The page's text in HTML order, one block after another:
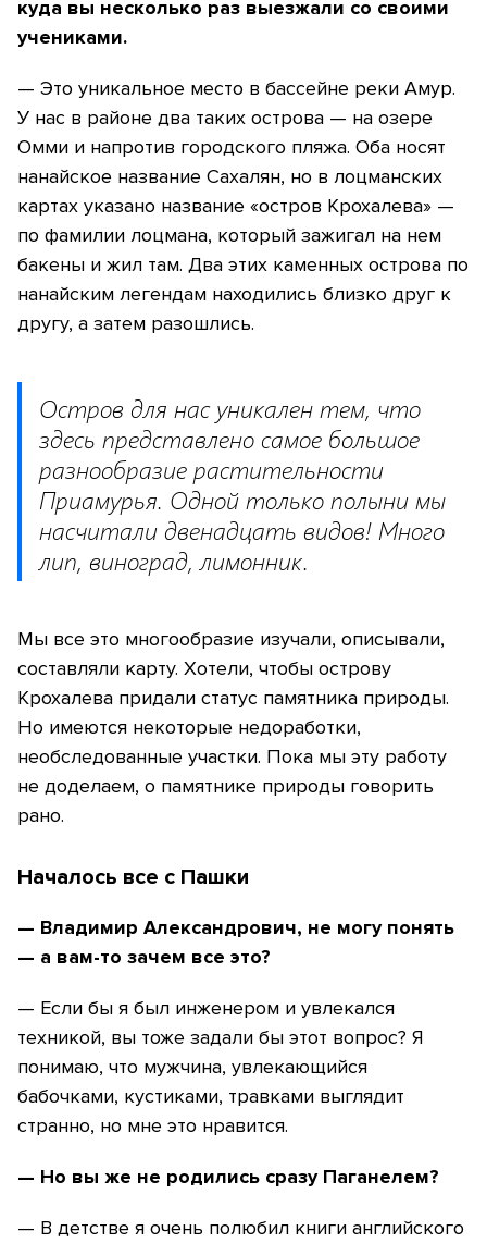
куда вы несколько раз выезжали со своими
учениками.
— Это уникальное место в бассейне реки Амур.
У нас в районе два таких острова — на озере
Омми и напротив городского пляжа. Оба носят
нанайское название Сахалян, но в лоцманских
картах указано название «остров Крохалева» —
по фамилии лоцмана, который зажигал на нем
бакены и жил там. Два этих каменных острова по
нанайским легендам находились близко друг к
другу, а затем разошлись.
Остров для нас уникален тем, что
здесь представлено самое большое
разнообразие растительности
Приамурья. Одной только полыни мы
насчитали двенадцать видов! Много
лип, виноград, лимонник.
Мы все это многообразие изучали, описывали,
составляли карту. Хотели, чтобы острову
Крохалева придали статус памятника природы.
Но имеются некоторые недоработки,
необследованные участки. Пока мы эту работу
не доделаем, о памятнике природы говорить
рано.
Началось все с Пашки
— Владимир Александрович, не могу понять
— а вам-то зачем все это?
— Если бы я был инженером и увлекался
техникой, вы тоже задали бы этот вопрос? Я
понимаю, что мужчина, увлекающийся
бабочками, кустиками, травками выглядит
странно, но мне это нравится.
— Но вы же не родились сразу Паганелем?
— В детстве я очень полюбил книги английского